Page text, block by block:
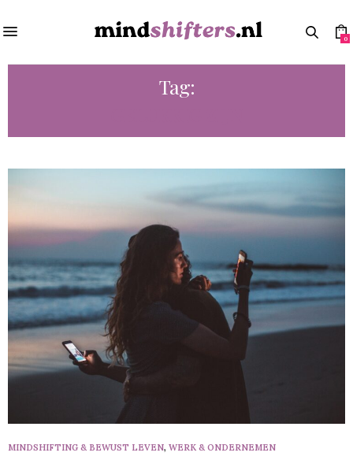
0
Tag:
MINDSHIFTING & BEWUST LEVEN, WERK & ONDERNEMEN